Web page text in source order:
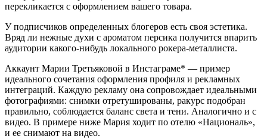
перекликается с оформлением вашего товара.
У подписчиков определенных блогеров есть своя эстетика.
Вряд ли нежные духи с ароматом персика получится впарить
аудитории какого-нибудь локального рокера-металлиста.
Аккаунт Марии Третьяковой в Инстаграме* — пример
идеального сочетания оформления профиля и рекламных
интеграций. Каждую рекламу она сопровождает идеальными
фотографиями: снимки отретушированы, ракурс подобран
правильно, соблюдается баланс света и тени. Аналогично и с
видео. В примере ниже Мария ходит по отелю «Националь»,
и ее снимают на видео.